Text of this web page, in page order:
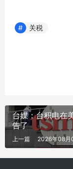
关税
台媒：台积电在
告了
上一篇 2026年08月